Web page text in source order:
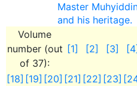
Master
and his heritage.
Volume
number (out
of 37):
[1] [2] [3] [4]
[18] [19] [20] [21] [22] [23]